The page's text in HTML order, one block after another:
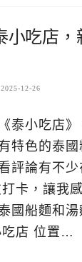
小吃店
2025-12-26
泰小吃店
特色的泰
評論有不
卡，讓我
國船麵和湯
吃店 位置…